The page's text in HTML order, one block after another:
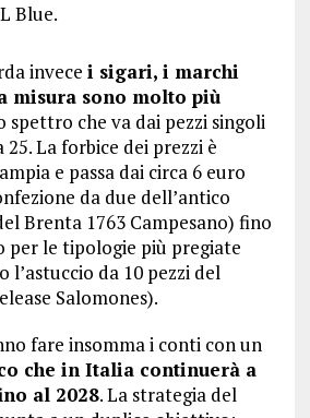
Blue.
invece i sigari, i marchi
misura sono molto più
spettro che va dai pezzi singoli
La forbice dei prezzi è
e passa dai circa 6 euro
da due dell’antico
Brenta 1763 Campesano) fino
per le tipologie più pregiate
l’astuccio da 10 pezzi del
Salomones).
fare insomma i conti con un
che in Italia continuerà a
al 2028. La strategia del